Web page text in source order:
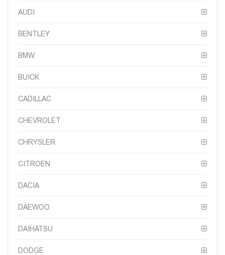
AUDI
BENTLEY
BMW
BUICK
CADILLAC
CHEVROLET
CHRYSLER
CITROEN
DACIA
DAEWOO
DAIHATSU
DODGE